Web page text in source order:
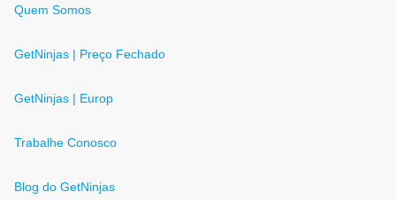
Quem Somos
GetNinjas | Preço Fechado
GetNinjas | Europ
Trabalhe Conosco
Blog do GetNinjas